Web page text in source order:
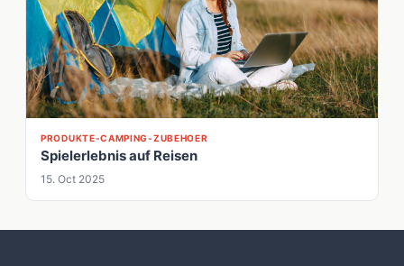
PRODUKTE-CAMPING-ZUBEHOER
Spielerlebnis auf Reisen
15. Oct 2025